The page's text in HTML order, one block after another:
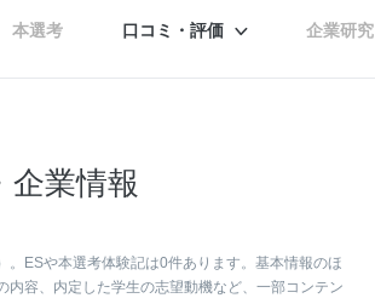
本選考 口コミ・評価 企業研究
業情報
ESや本選考体験記は0件あります。基本情報のほ
容、内定した学生の志望動機など、一部コンテン